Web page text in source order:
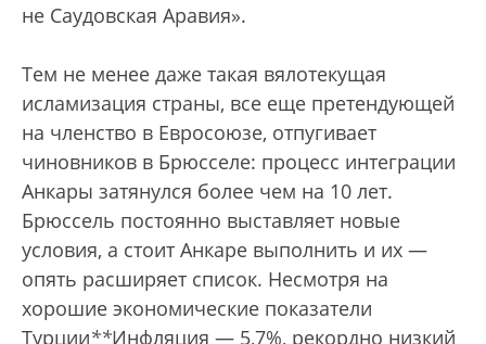
не Саудовская Аравия».
Тем не менее даже такая вялотекущая
исламизация страны, все еще претендующей
на членство в Евросоюзе, отпугивает
чиновников в Брюсселе: процесс интеграции
Анкары затянулся более чем на 10 лет.
Брюссель постоянно выставляет новые
условия, а стоит Анкаре выполнить и их —
опять расширяет список. Несмотря на
хорошие экономические показатели
Турции**Инфляция — 5,7%, рекордно низкий